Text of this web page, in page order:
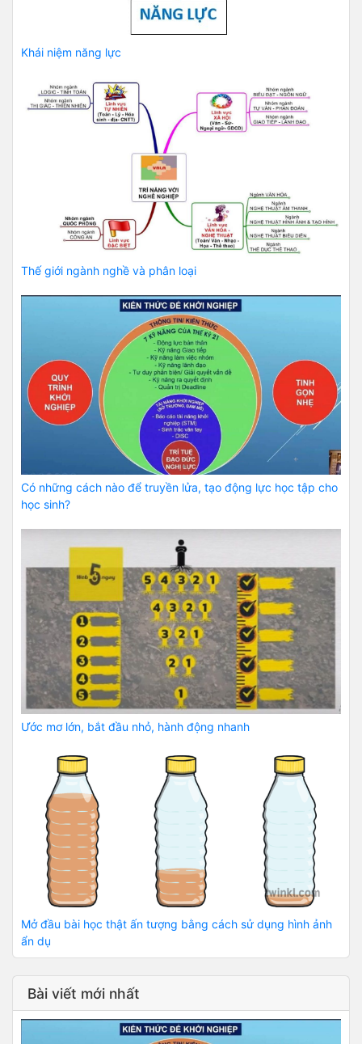
Khái niệm năng lực
Thế giới ngành nghề và phân loại
Có những cách nào để truyền lửa, tạo động lực học tập cho
học sinh?
Ước mơ lớn, bắt đầu nhỏ, hành động nhanh
Mở đầu bài học thật ấn tượng bằng cách sử dụng hình ảnh
ẩn dụ
Bài viết mới nhất